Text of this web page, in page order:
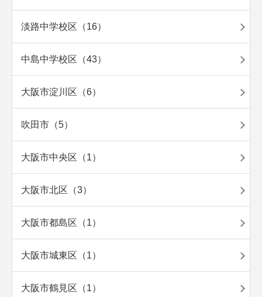
淡路中学校区（16）
中島中学校区（43）
大阪市淀川区（6）
吹田市（5）
大阪市中央区（1）
大阪市北区（3）
大阪市都島区（1）
大阪市城東区（1）
大阪市鶴見区（1）